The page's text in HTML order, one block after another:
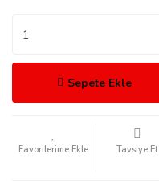
Sepete Ekle
Tavsiye Et